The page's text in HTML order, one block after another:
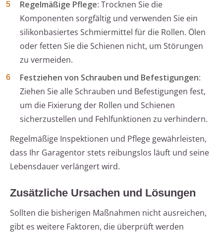
Regelmäßige Pflege: Trocknen Sie die
Komponenten sorgfältig und verwenden Sie ein
silikonbasiertes Schmiermittel für die Rollen. Ölen
oder fetten Sie die Schienen nicht, um Störungen
zu vermeiden.
Festziehen von Schrauben und Befestigungen:
Ziehen Sie alle Schrauben und Befestigungen fest,
um die Fixierung der Rollen und Schienen
sicherzustellen und Fehlfunktionen zu verhindern.
Regelmäßige Inspektionen und Pflege gewährleisten,
dass Ihr Garagentor stets reibungslos läuft und seine
Lebensdauer verlängert wird.
Zusätzliche Ursachen und Lösungen
Sollten die bisherigen Maßnahmen nicht ausreichen,
gibt es weitere Faktoren, die überprüft werden